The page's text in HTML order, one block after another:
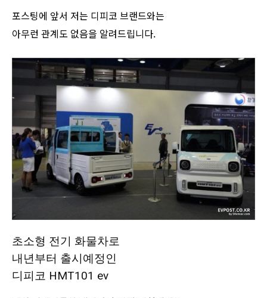
포스팅에 앞서 저는 디피코 브랜드와는
아무런 관계도 없음을 알려드립니다.
초소형 전기 화물차로
내년부터 출시예정인
디피코 HMT101 ev